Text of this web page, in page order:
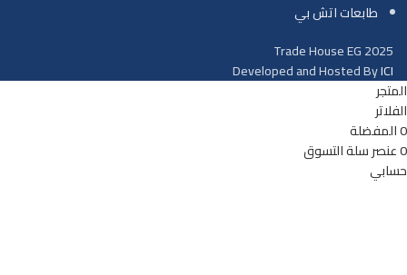
طابعات اتش بي
Trade House EG2025
Developed and Hosted ByICI
المتجر
الفلاتر
0المفضلة
0عنصرسلة التسوق
حسابي